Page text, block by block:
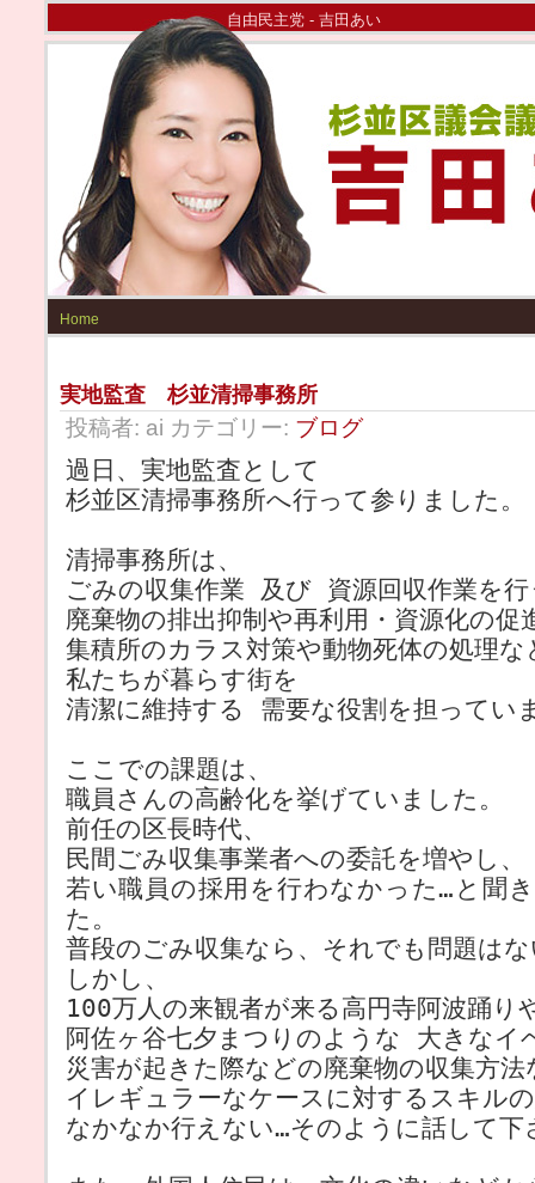
自由民主党 - 吉田あい
Home
実地監査 杉並清掃事務所
投稿者: ai カテゴリー: ブログ
過日、実地監査として
杉並区清掃事務所へ行って参りました。
清掃事務所は、
ごみの収集作業 及び 資源回収作業を
廃棄物の排出抑制や再利用・資源化の促
集積所のカラス対策や動物死体の処理な
私たちが暮らす街を
清潔に維持する 需要な役割を担ってい
ここでの課題は、
職員さんの高齢化を挙げていました。
前任の区長時代、
民間ごみ収集事業者への委託を増やし、
若い職員の採用を行わなかった…と聞
た。
普段のごみ収集なら、それでも問題は
しかし、
100万人の来観者が来る高円寺阿波踊り
阿佐ヶ谷七夕まつりのような 大きなイ
災害が起きた際などの廃棄物の収集方法
イレギュラーなケースに対するスキル
なかなか行えない…そのように話して下